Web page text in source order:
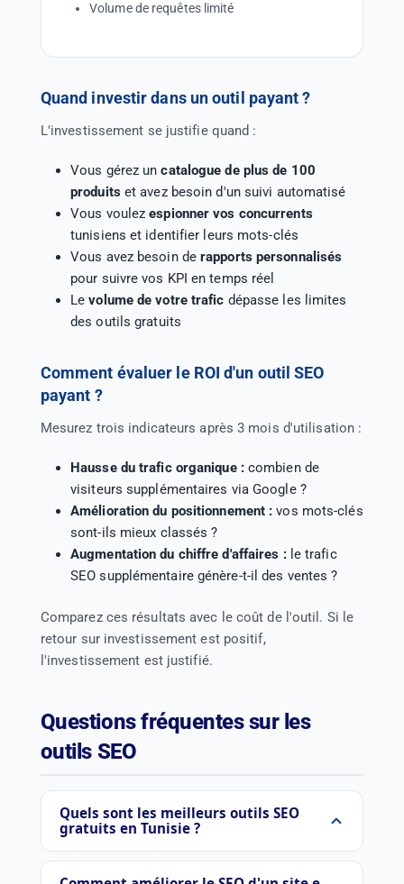
Volume de requêtes limité
Quand investir dans un outil payant ?
L'investissement se justifie quand :
Vous gérez uncatalogue de plus de 100
produitset avez besoin d'un suivi automatisé
Vous voulezespionner vos concurrents
tunisiens et identifier leurs mots-clés
Vous avez besoin derapports personnalisés
pour suivre vos KPI en temps réel
Levolume de votre trafic dépasse les limites
des outils gratuits
Comment évaluer le ROI d'un outil SEO
payant ?
Mesurez trois indicateurs après 3 mois d'utilisation :
Hausse du trafic organique :combien de
visiteurs supplémentaires via Google ?
Amélioration du positionnement : vos mots-clés
sont-ils mieux classés ?
Augmentation du chiffre d'affaires :le trafic
SEO supplémentaire génère-t-il des ventes ?
Comparez ces résultats avec le coût de l'outil. Si le
retour sur investissement est positif,
l'investissement est justifié.
Questions fréquentes sur les
outils SEO
Quels sont les meilleurs outils SEO
gratuits en Tunisie ?
Les meilleurs outils SEO gratuits sontGoogle
Search Consolepour le suivi d'indexation,Google